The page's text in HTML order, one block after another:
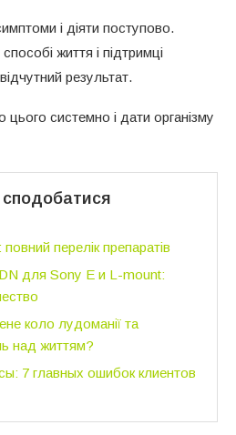
і діяти поступово.
життя і підтримці
результат.
системно і дати організму
повний перелік препаратів
для Sony E и L-mount:
коло лудоманії та
над життям?
7 главных ошибок клиентов